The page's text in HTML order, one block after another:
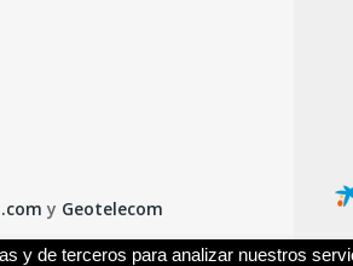
y de terceros para analizar nuestros
y Geotelecom